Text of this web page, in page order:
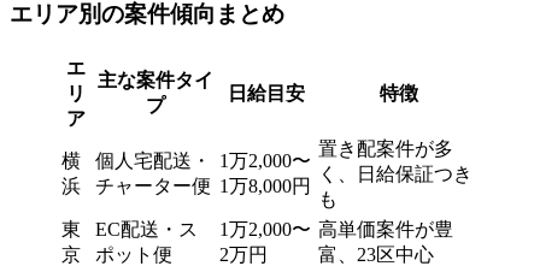
エリア別の案件傾向まとめ
エ
リ
ア
主な案件タイ
プ
日給目安 特徴
横
浜
個人宅配送・
チャーター便
1万2,000〜
1万8,000円
置き配案件が多
く、日給保証つき
も
東
京
EC配送・ス
ポット便
1万2,000〜
2万円
高単価案件が豊
富、23区中心